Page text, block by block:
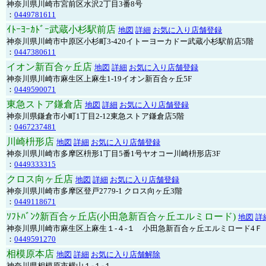
神奈川県川崎市宮前区水沢2丁目3番8号
： 0449781611
ｲﾄｰﾖｰｶﾄﾞｰ武蔵小杉駅前店 地図 詳細 お気に入り店舗登録
神奈川県川崎市中原区小杉町3-420イトーヨーカドー武蔵小杉駅前店5階
： 0447380611
イオン新百合ヶ丘店 地図 詳細 お気に入り店舗登録
神奈川県川崎市麻生区上麻生1-19イオン新百合ヶ丘5F
： 0449590071
東急ストア鎌倉店 地図 詳細 お気に入り店舗登録
神奈川県鎌倉市小町1丁目2-12東急ストア鎌倉店5階
： 0467237481
川崎枡形店 地図 詳細 お気に入り店舗登録
神奈川県川崎市多摩区枡形1丁目5番1号ヤオコー川崎枡形店3F
： 0449333315
クロス向ヶ丘店 地図 詳細 お気に入り店舗登録
神奈川県川崎市多摩区登戸2779-1 クロス向ヶ丘3階
： 0449118671
ｿﾌﾄﾊﾞﾝｸ新百合ヶ丘店(小田急新百合ヶ丘エルミロード) 地図 詳
神奈川県川崎市麻生区上麻生１-４-１ 小田急新百合ヶ丘エルミロード4Ｆ
： 0449591270
相模原本店 地図 詳細 お気に入り店舗解除